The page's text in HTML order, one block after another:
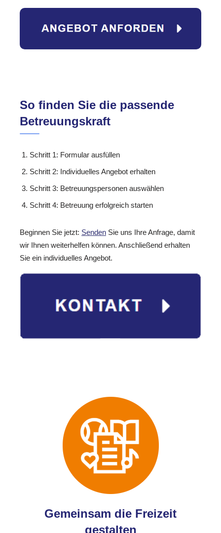
So finden Sie die passende
Betreuungskraft
Schritt 1: Formular ausfüllen
Schritt 2: Individuelles Angebot erhalten
Schritt 3: Betreuungspersonen auswählen
Schritt 4: Betreuung erfolgreich starten
Beginnen Sie jetzt: Senden Sie uns Ihre Anfrage, damit
wir Ihnen weiterhelfen können. Anschließend erhalten
Sie ein individuelles Angebot.
Gemeinsam die Freizeit
gestalten